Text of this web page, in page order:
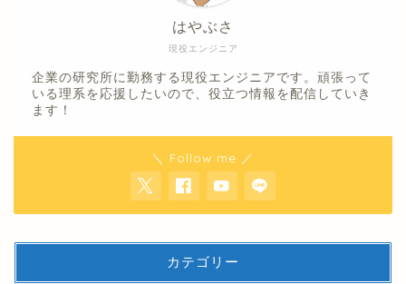
現役エンジニア
はやぶさ
企業の研究所に勤務する現役エンジニアです。頑張って
いる理系を応援したいので、役立つ情報を配信していき
ます！
＼ Follow me ／
カテゴリー